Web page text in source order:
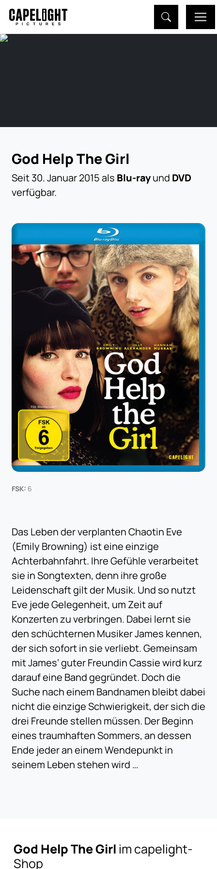
God Help The Girl
Seit 30. Januar 2015 als Blu-rayund DVD
verfügbar.
FSK: 6
Das Leben der verplanten Chaotin Eve
(Emily Browning) ist eine einzige
Achterbahnfahrt. Ihre Gefühle verarbeitet
sie in Songtexten, denn ihre große
Leidenschaft gilt der Musik. Und so nutzt
Eve jede Gelegenheit, um Zeit auf
Konzerten zu verbringen. Dabei lernt sie
den schüchternen Musiker James kennen,
der sich sofort in sie verliebt. Gemeinsam
mit James‘ guter Freundin Cassie wird kurz
darauf eine Band gegründet. Doch die
Suche nach einem Bandnamen bleibt dabei
nicht die einzige Schwierigkeit, der sich die
drei Freunde stellen müssen. Der Beginn
eines traumhaften Sommers, an dessen
Ende jeder an einem Wendepunkt in
seinem Leben stehen wird …
God Help The Girl im capelight-
Shop